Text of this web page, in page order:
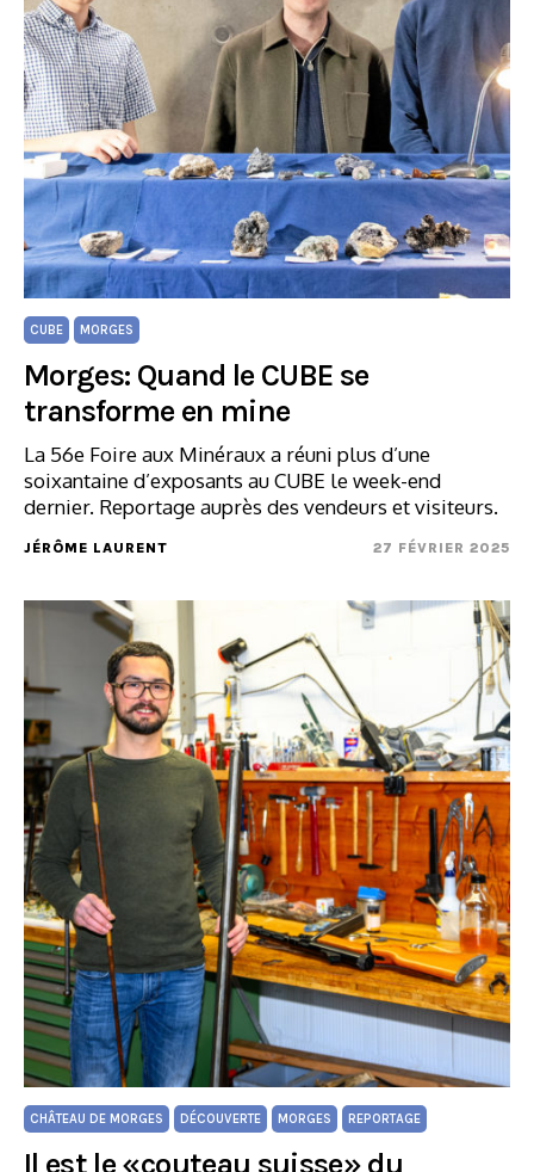
CUBE MORGES
Morges: Quand le CUBE se
transforme en mine
La 56e Foire aux Minéraux a réuni plus d’une
soixantaine d’exposants au CUBE le week-end
dernier. Reportage auprès des vendeurs et visiteurs.
JÉRÔME LAURENT 27 FÉVRIER 2025
CHÂTEAU DE MORGES DÉCOUVERTE MORGES REPORTAGE
Il est le «couteau suisse» du